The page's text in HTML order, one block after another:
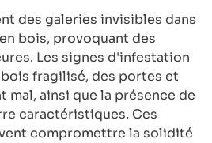
des galeries invisibles dans
bois, provoquant des
Les signes d'infestation
fragilisé, des portes et
mal, ainsi que la présence de
caractéristiques. Ces
compromettre la solidité